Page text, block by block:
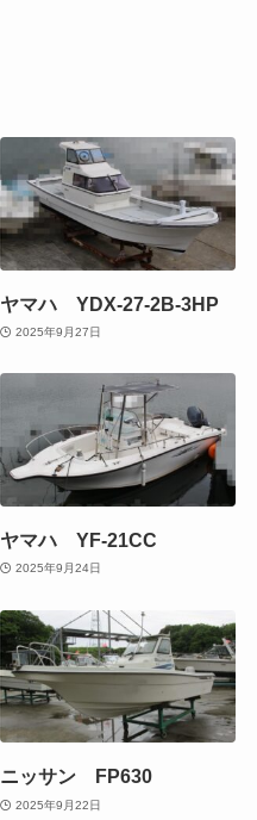
ヤマハ YDX-27-2B-3HP
2025年9月27日
ヤマハ YF-21CC
2025年9月24日
ニッサン FP630
2025年9月22日